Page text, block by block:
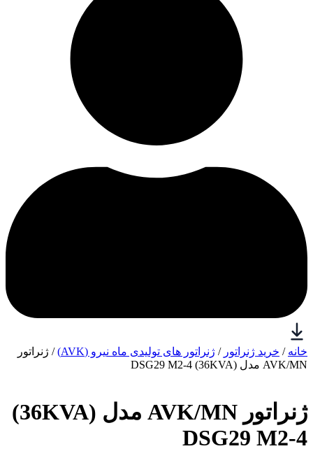
خانه / خرید ژنراتور / ژنراتور های تولیدی ماه نیرو (AVK)
/ ژنراتور
AVK/MN مدل (36KVA) DSG29 M2-4
ژنراتور AVK/MN مدل (36KVA)
DSG29 M2-4